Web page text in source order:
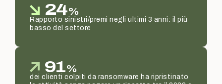
24%
Rapporto sinistri/premi negli ultimi 3 anni: il più
basso del settore
91%
dei clienti colpiti da ransomware ha ripristinato